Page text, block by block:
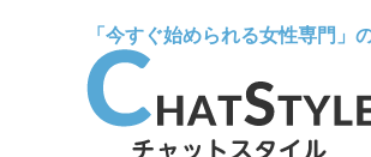
「今すぐ始められる女性専門」